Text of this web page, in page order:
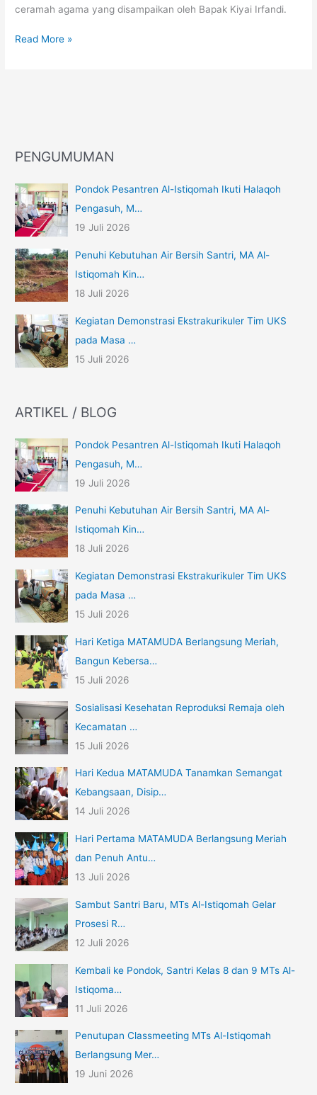
ceramah agama yang disampaikan oleh Bapak Kiyai Irfandi.
Read More »
PENGUMUMAN
Pondok Pesantren Al-Istiqomah Ikuti Halaqoh
Pengasuh, M…
19 Juli 2026
Penuhi Kebutuhan Air Bersih Santri, MA Al-
Istiqomah Kin…
18 Juli 2026
Kegiatan Demonstrasi Ekstrakurikuler Tim UKS
pada Masa …
15 Juli 2026
ARTIKEL / BLOG
Pondok Pesantren Al-Istiqomah Ikuti Halaqoh
Pengasuh, M…
19 Juli 2026
Penuhi Kebutuhan Air Bersih Santri, MA Al-
Istiqomah Kin…
18 Juli 2026
Kegiatan Demonstrasi Ekstrakurikuler Tim UKS
pada Masa …
15 Juli 2026
Hari Ketiga MATAMUDA Berlangsung Meriah,
Bangun Kebersa…
15 Juli 2026
Sosialisasi Kesehatan Reproduksi Remaja oleh
Kecamatan …
15 Juli 2026
Hari Kedua MATAMUDA Tanamkan Semangat
Kebangsaan, Disip…
14 Juli 2026
Hari Pertama MATAMUDA Berlangsung Meriah
dan Penuh Antu…
13 Juli 2026
Sambut Santri Baru, MTs Al-Istiqomah Gelar
Prosesi R…
12 Juli 2026
Kembali ke Pondok, Santri Kelas 8 dan 9 MTs Al-
Istiqoma…
11 Juli 2026
Penutupan Classmeeting MTs Al-Istiqomah
Berlangsung Mer…
19 Juni 2026